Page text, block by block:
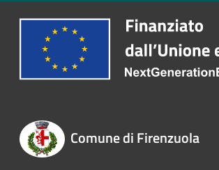
Comune di Firenzuola